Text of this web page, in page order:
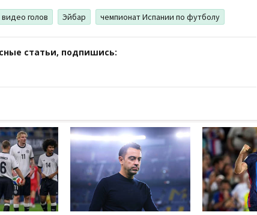
видео голов Эйбар чемпионат Испании по футболу
статьи, подпишись: